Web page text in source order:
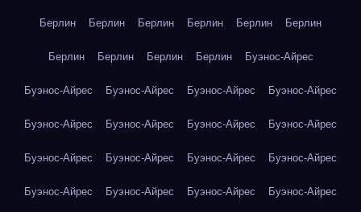
Берлин Берлин Берлин Берлин Берлин Берлин
Берлин Берлин Берлин Берлин Буэнос-Айрес
Буэнос-Айрес Буэнос-Айрес Буэнос-Айрес Буэнос-Айрес
Буэнос-Айрес Буэнос-Айрес Буэнос-Айрес Буэнос-Айрес
Буэнос-Айрес Буэнос-Айрес Буэнос-Айрес Буэнос-Айрес
Буэнос-Айрес Буэнос-Айрес Буэнос-Айрес Буэнос-Айрес